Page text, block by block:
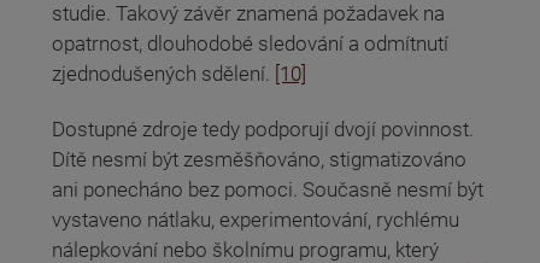
studie. Takový závěr znamená požadavek na
opatrnost, dlouhodobé sledování a odmítnutí
zjednodušených sdělení. [10]
Dostupné zdroje tedy podporují dvojí povinnost.
Dítě nesmí být zesměšňováno, stigmatizováno
ani ponecháno bez pomoci. Současně nesmí být
vystaveno nátlaku, experimentování, rychlému
nálepkování nebo školnímu programu, který